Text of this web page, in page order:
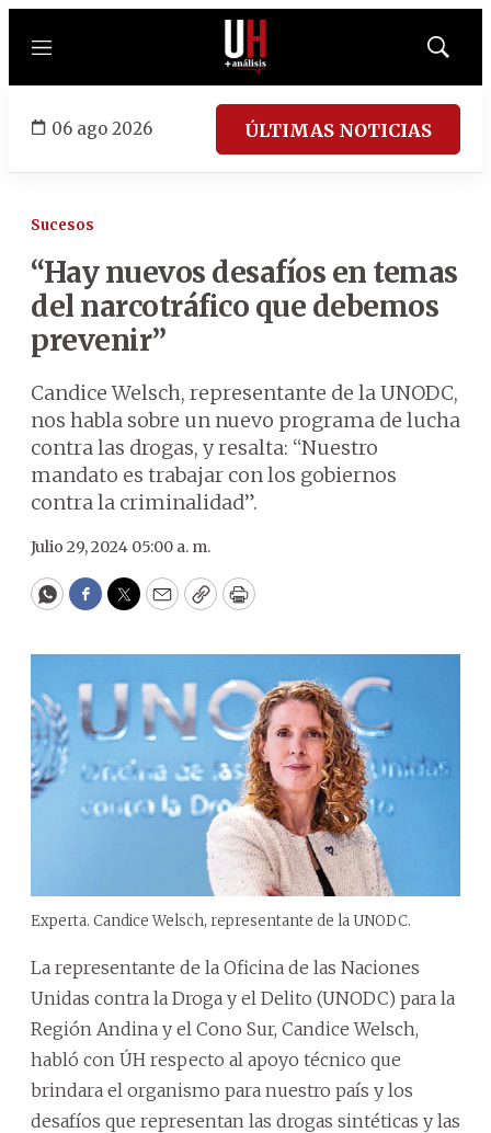
Menú
Mostrar
06 ago 2026 ÚLTIMAS NOTICIAS
Sucesos
“Hay nuevos desafíos en temas
del narcotráfico que debemos
prevenir”
Candice Welsch, representante de la UNODC,
nos habla sobre un nuevo programa de lucha
contra las drogas, y resalta: “Nuestro
mandato es trabajar con los gobiernos
contra la criminalidad”.
Julio 29, 2024 05:00 a. m.
WhatsApp
Facebook
Twitter
EmailCopyPrint
Experta. Candice Welsch, representante de la UNODC.
La representante de la Oficina de las Naciones
Unidas contra la Droga y el Delito (UNODC) para la
Región Andina y el Cono Sur, Candice Welsch,
habló con ÚH respecto al apoyo técnico que
brindara el organismo para nuestro país y los
desafíos que representan las drogas sintéticas y las